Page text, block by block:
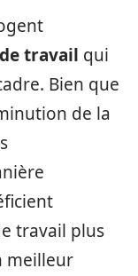
travail qui
Bien que
de la
travail plus
meilleur